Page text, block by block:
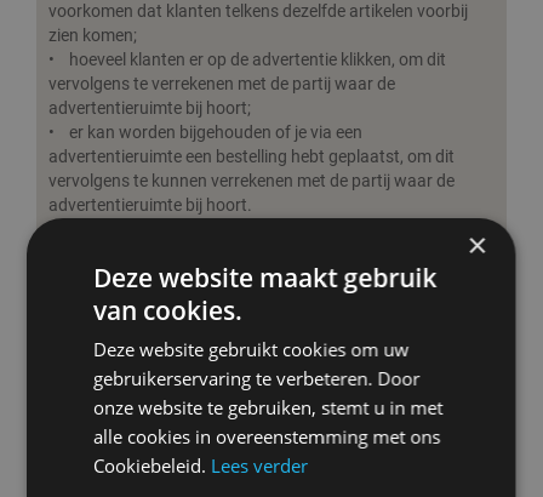
voorkomen dat klanten telkens dezelfde artikelen voorbij
zien komen;
• hoeveel klanten er op de advertentie klikken, om dit
vervolgens te verrekenen met de partij waar de
advertentieruimte bij hoort;
• er kan worden bijgehouden of je via een
advertentieruimte een bestelling hebt geplaatst, om dit
vervolgens te kunnen verrekenen met de partij waar de
advertentieruimte bij hoort.
Bij elk artikel zijn buttons geplaatst, zodat je het artikel kan
delen of aanbevelen op jouw sociale media. Om de buttons
te laten werken, worden sociale media cookies gebruikt.
Deze cookies zorgen ervoor dat jouw pagina herkend wordt
door de desbetreffende partij, zodat jij het artikel kan delen
op het moment dat jij dat wilt.
De cookies die dit mogelijk maken:
• De cookies van de sociale media partij, zodat jij het artikel
kan delen of aanbevelen op sociale media. Jouw account
×
Deze website maakt gebruik
van cookies.
Deze website gebruikt cookies om uw
gebruikerservaring te verbeteren. Door
onze website te gebruiken, stemt u in met
alle cookies in overeenstemming met ons
Cookiebeleid. Lees verder